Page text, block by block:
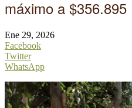
máximo a $356.895
Ene 29, 2026
Facebook
Twitter
WhatsApp